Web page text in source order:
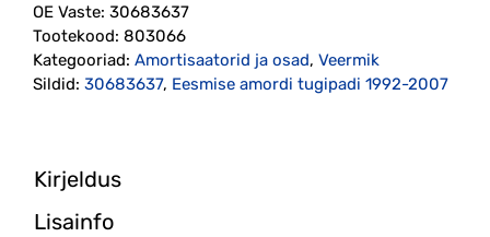
(30683637)
Sachs
kogus
OE Vaste: 30683637
Tootekood: 803066
Kategooriad: Amortisaatorid ja osad, Veermik
Sildid: 30683637, Eesmise amordi tugipadi 1992-2007
Kirjeldus
Lisainfo